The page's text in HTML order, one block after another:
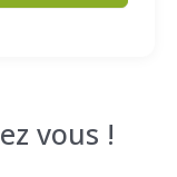
vous !